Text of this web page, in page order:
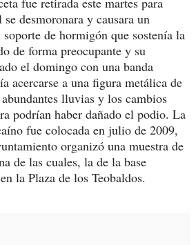
desmoronara y causara un
de hormigón que sostenía la
de forma preocupante y su
el domingo con una banda
acercarse a una figura metálica de
lluvias y los cambios
podrían haber dañado el podio. La
fue colocada en julio de 2009,
organizó una muestra de
de las cuales, la de la base
la Plaza de los Teobaldos.